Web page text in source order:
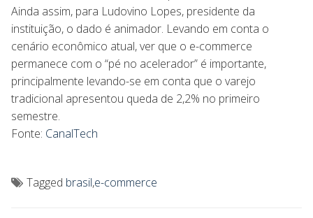
Ainda assim, para Ludovino Lopes, presidente da
instituição, o dado é animador. Levando em conta o
cenário econômico atual, ver que o e-commerce
permanece com o “pé no acelerador” é importante,
principalmente levando-se em conta que o varejo
tradicional apresentou queda de 2,2% no primeiro
semestre.
Fonte: CanalTech
Tagged brasil,e-commerce